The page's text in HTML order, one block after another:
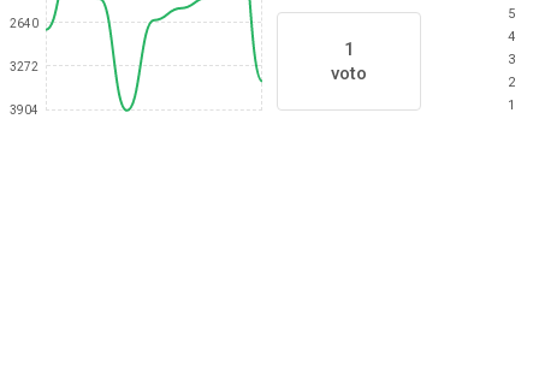
2640
3272
3904
1
voto
5
4
3
2
1